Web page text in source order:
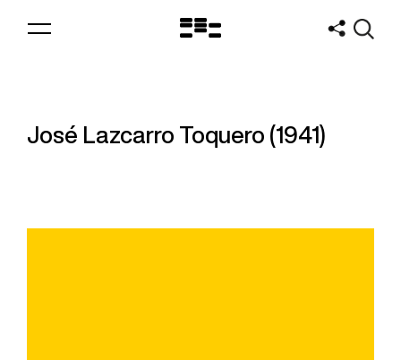
Logo
José Lazcarro Toquero (1941)